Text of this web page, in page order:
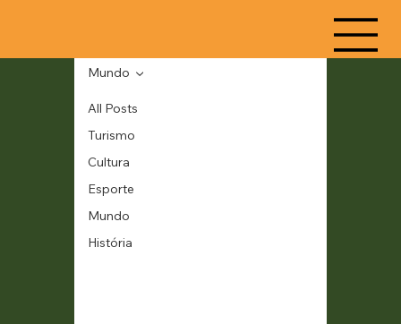
All Posts
Turismo
Cultura
Esporte
Mundo
História
Mundo